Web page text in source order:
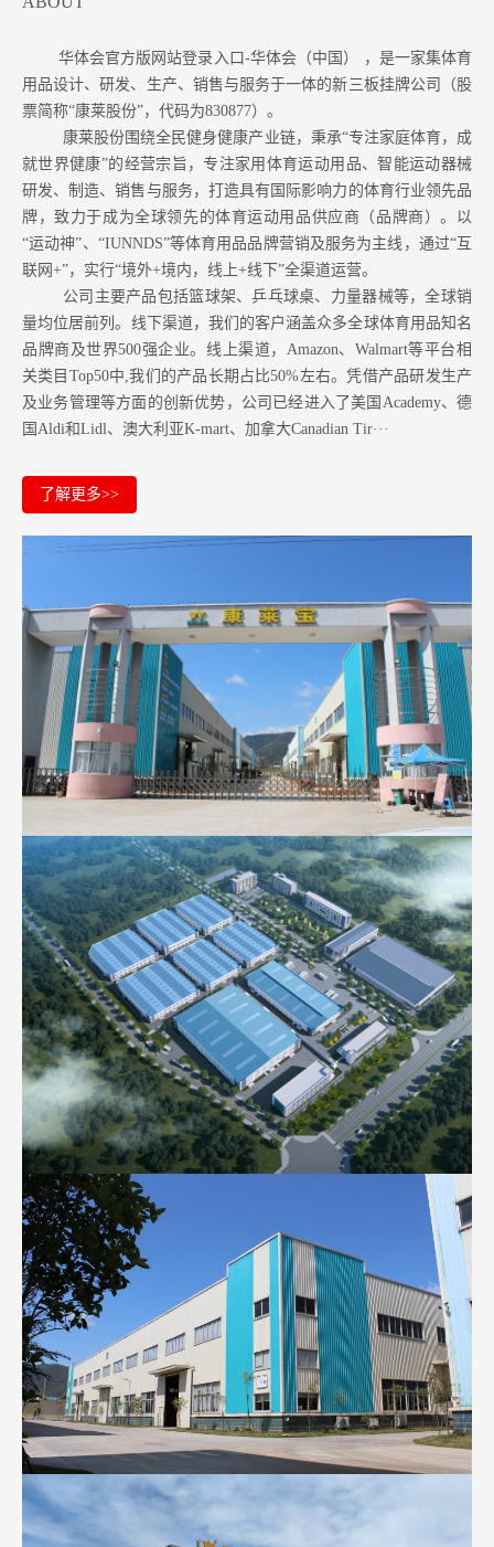
华体会官方版网站登录入口-华体会（中国） ，是一家集体育
用品设计、研发、生产、销售与服务于一体的新三板挂牌公司（股
票简称“康莱股份”，代码为830877）。
康莱股份围绕全民健身健康产业链，秉承“专注家庭体育，成
就世界健康”的经营宗旨，专注家用体育运动用品、智能运动器械
研发、制造、销售与服务，打造具有国际影响力的体育行业领先品
牌，致力于成为全球领先的体育运动用品供应商（品牌商）。以
“运动神”、“IUNNDS”等体育用品品牌营销及服务为主线，通过“互
联网+”，实行“境外+境内，线上+线下”全渠道运营。
公司主要产品包括篮球架、乒乓球桌、力量器械等，全球销
量均位居前列。 线下渠道，我们的客户涵盖众多全球体育用品知名
品牌商及世界500强企业。 线上渠道，Amazon、Walmart等平台相
关类目Top50中,我们的产品长期占比50%左右。凭借产品研发生产
及业务管理等方面的创新优势，公司已经进入了美国Academy、德
国Aldi和Lidl、澳大利亚K-mart、加拿大Canadian Tir···
了解更多>>